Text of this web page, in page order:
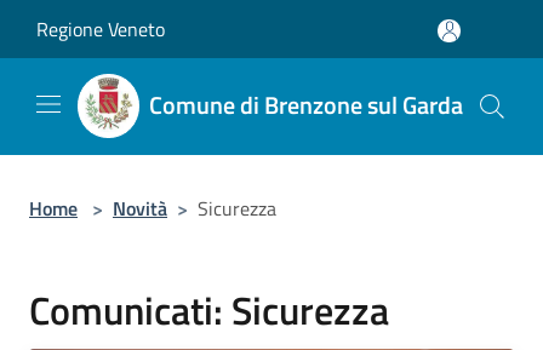
Regione Veneto
Comune di Brenzone sul Garda
Home > Novità > Sicurezza
Comunicati: Sicurezza